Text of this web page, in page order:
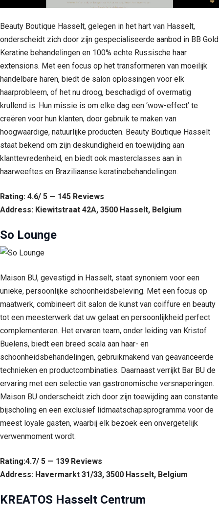
Beauty Boutique Hasselt, gelegen in het hart van Hasselt,
onderscheidt zich door zijn gespecialiseerde aanbod in BB Gold
Keratine behandelingen en 100% echte Russische haar
extensions. Met een focus op het transformeren van moeilijk
handelbare haren, biedt de salon oplossingen voor elk
haarprobleem, of het nu droog, beschadigd of overmatig
krullend is. Hun missie is om elke dag een ‘wow-effect’ te
creëren voor hun klanten, door gebruik te maken van
hoogwaardige, natuurlijke producten. Beauty Boutique Hasselt
staat bekend om zijn deskundigheid en toewijding aan
klanttevredenheid, en biedt ook masterclasses aan in
haarweeftes en Braziliaanse keratinebehandelingen.
Rating: 4.6/ 5 — 145 Reviews
Address: Kiewitstraat 42A, 3500 Hasselt, Belgium
So Lounge
Maison BU, gevestigd in Hasselt, staat synoniem voor een
unieke, persoonlijke schoonheidsbeleving. Met een focus op
maatwerk, combineert dit salon de kunst van coiffure en beauty
tot een meesterwerk dat uw gelaat en persoonlijkheid perfect
complementeren. Het ervaren team, onder leiding van Kristof
Buelens, biedt een breed scala aan haar- en
schoonheidsbehandelingen, gebruikmakend van geavanceerde
technieken en productcombinaties. Daarnaast verrijkt Bar BU de
ervaring met een selectie van gastronomische versnaperingen.
Maison BU onderscheidt zich door zijn toewijding aan constante
bijscholing en een exclusief lidmaatschapsprogramma voor de
meest loyale gasten, waarbij elk bezoek een onvergetelijk
verwenmoment wordt.
Rating:4.7/ 5 — 139 Reviews
Address: Havermarkt 31/33, 3500 Hasselt, Belgium
KREATOS Hasselt Centrum